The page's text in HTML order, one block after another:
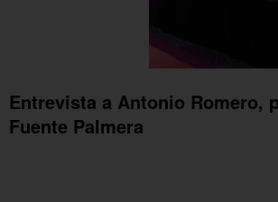
Entrevista a Antonio Romero,
Fuente Palmera